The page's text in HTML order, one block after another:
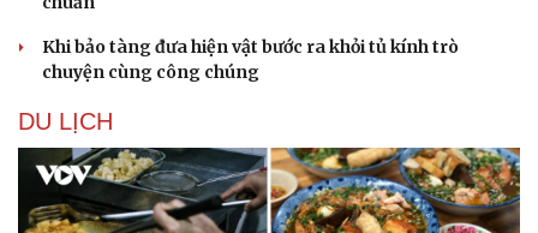
Khi bảo tàng đưa hiện vật bước ra khỏi tủ kính trò
chuyện cùng công chúng
DU LỊCH